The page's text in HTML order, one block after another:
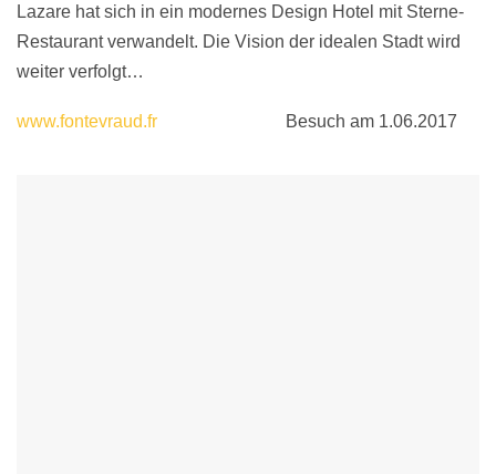
Lazare hat sich in ein modernes Design Hotel mit Sterne-
Restaurant verwandelt. Die Vision der idealen Stadt wird
weiter verfolgt…
www.fontevraud.fr Besuch am 1.06.2017